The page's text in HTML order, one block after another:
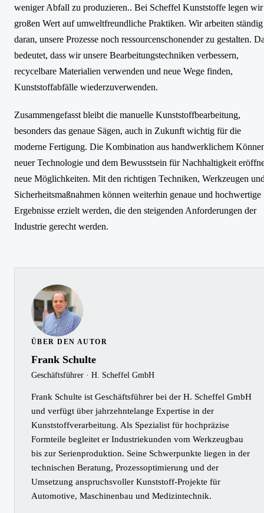
weniger Abfall zu produzieren.. Bei Scheffel Kunststoffe legen wir
großen Wert auf umweltfreundliche Praktiken. Wir arbeiten ständig
daran, unsere Prozesse noch ressourcenschonender zu gestalten.
bedeutet, dass wir unsere Bearbeitungstechniken verbessern,
recycelbare Materialien verwenden und neue Wege finden,
Kunststoffabfälle wiederzuverwenden.
Zusammengefasst bleibt die manuelle Kunststoffbearbeitung,
besonders das genaue Sägen, auch in Zukunft wichtig für die
moderne Fertigung. Die Kombination aus handwerklichem
neuer Technologie und dem Bewusstsein für Nachhaltigkeit
neue Möglichkeiten. Mit den richtigen Techniken, Werkzeugen
Sicherheitsmaßnahmen können weiterhin genaue und hochwertige
Ergebnisse erzielt werden, die den steigenden Anforderungen der
Industrie gerecht werden.
ÜBER DEN AUTOR
Frank Schulte
Geschäftsführer · H. Scheffel GmbH
Frank Schulte ist Geschäftsführer bei der H. Scheffel GmbH
und verfügt über jahrzehntelange Expertise in der
Kunststoffverarbeitung. Als Spezialist für hochpräzise
Formteile begleitet er Industriekunden vom Werkzeugbau
bis zur Serienproduktion. Seine Schwerpunkte liegen in der
technischen Beratung, Prozessoptimierung und der
Umsetzung anspruchsvoller Kunststoff-Projekte für
Automotive, Maschinenbau und Medizintechnik.